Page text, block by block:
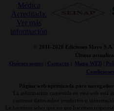
© 2011- 2026 Ediciones Mayo
Última
Quienes somos| Contacto Mapa WEB|
Página web optimizada para
La información contenida en esta web está
contener datos sobre productos o
Le hacemos saber que no nos hacemos